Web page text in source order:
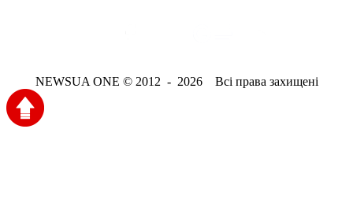
NEWSUA ONE © 2012 - 2026 Всі права захищені